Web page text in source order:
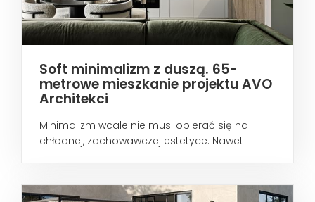
Soft minimalizm z duszą. 65-
metrowe mieszkanie projektu AVO
Architekci
Minimalizm wcale nie musi opierać się na
chłodnej, zachowawczej estetyce. Nawet